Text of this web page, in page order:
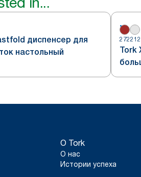
диспенсер для
настольный
272212
Tork
О Tork
О нас
Истории успеха